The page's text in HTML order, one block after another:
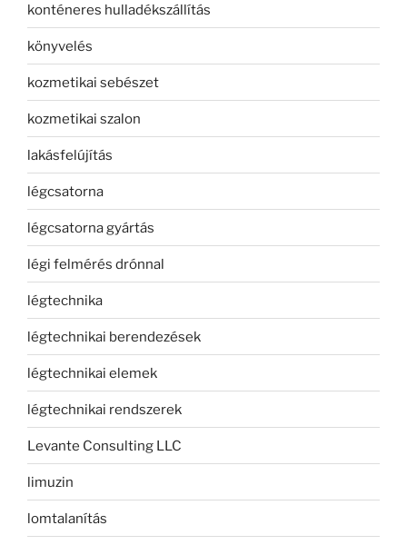
konténeres hulladékszállítás
könyvelés
kozmetikai sebészet
kozmetikai szalon
lakásfelújítás
légcsatorna
légcsatorna gyártás
légi felmérés drónnal
légtechnika
légtechnikai berendezések
légtechnikai elemek
légtechnikai rendszerek
Levante Consulting LLC
limuzin
lomtalanítás